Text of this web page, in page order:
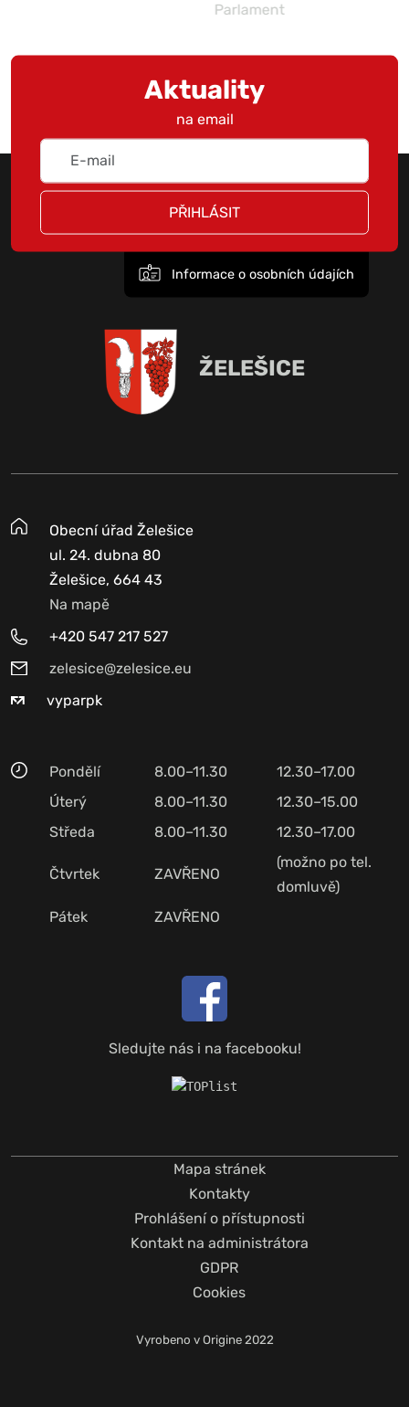
Parlament
Aktuality
na email
PŘIHLÁSIT
Informace o osobních údajích
ŽELEŠICE
Obecní úřad Želešice
ul. 24. dubna 80
Želešice, 664 43
Na mapě
+420 547 217 527
zelesice@zelesice.eu
vyparpk
Pondělí 8.00–11.30
12.30–17.00
Úterý
8.00–11.30
12.30–15.00
Středa
8.00–11.30 12.30–17.00
Čtvrtek ZAVŘENO
(možno po tel.
domluvě)
Pátek
ZAVŘENO
Sledujte nás i na facebooku!
Mapa stránek
Kontakty
Prohlášení o přístupnosti
Kontakt na administrátora
GDPR
Cookies
Vyrobeno v Origine2022